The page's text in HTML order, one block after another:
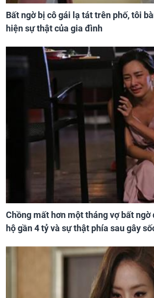
Bất ngờ bị cô gái lạ tát trên phố, tôi
hiện sự thật của gia đình
Chồng mất hơn một tháng vợ bất ngờ
hộ gần 4 tỷ và sự thật phía sau gây